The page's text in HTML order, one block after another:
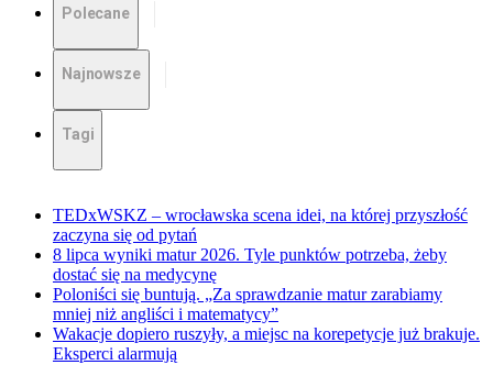
Polecane
Najnowsze
Tagi
TEDxWSKZ – wrocławska scena idei, na której przyszłość
zaczyna się od pytań
8 lipca wyniki matur 2026. Tyle punktów potrzeba, żeby
dostać się na medycynę
Poloniści się buntują. „Za sprawdzanie matur zarabiamy
mniej niż angliści i matematycy”
Wakacje dopiero ruszyły, a miejsc na korepetycje już brakuje.
Eksperci alarmują